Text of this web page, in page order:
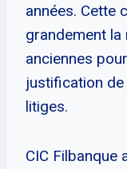
années. Cette
grandement la
anciennes
justification
litiges.
CIC Filbanque